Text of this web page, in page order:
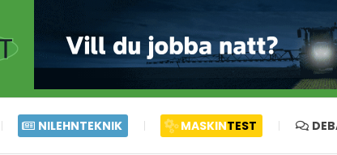
NILEHNTEKNIK MASKINTEST